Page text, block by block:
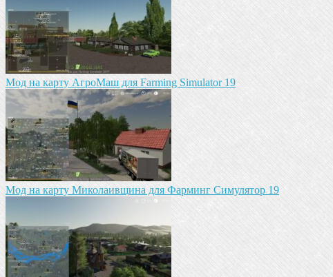
Мод на карту АгроМаш для Farming Simulator 19
Мод на карту Миколаивщина для Фарминг Симулятор 19